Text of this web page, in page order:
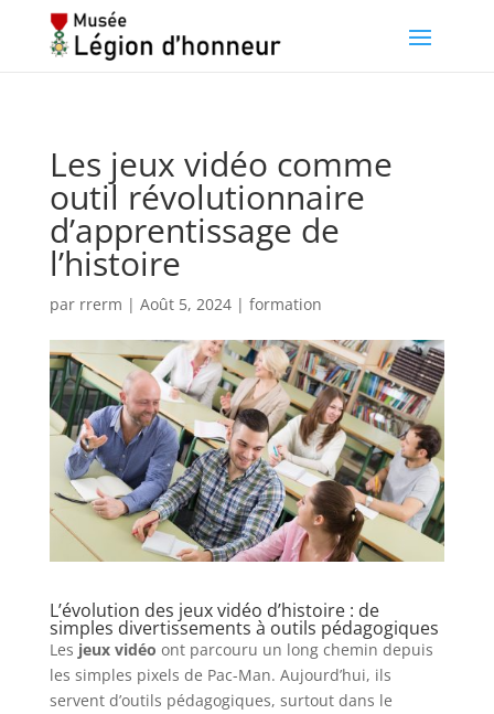
Les jeux vidéo comme
outil révolutionnaire
d’apprentissage de
l’histoire
par rrerm | Août 5, 2024| formation
L’évolution des jeux vidéo d’histoire : de
simples divertissements à outils pédagogiques
Les jeux vidéo ont parcouru un long chemin depuis
les simples pixels de Pac-Man. Aujourd’hui, ils
servent d’outils pédagogiques, surtout dans le